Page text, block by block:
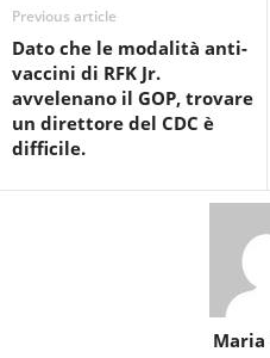
Previous article
Dato che le modalità anti-
vaccini di RFK Jr.
avvelenano il GOP, trovare
un direttore del CDC è
difficile.
Maria